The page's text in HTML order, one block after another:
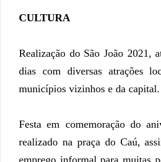
CULTURA
Realização do São João 2021,
dias com diversas atrações
municípios vizinhos e da capital.
Festa em comemoração do
realizado na praça do Caú,